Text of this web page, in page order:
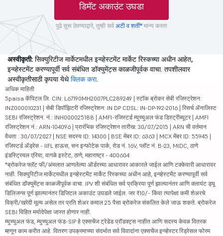
डिमॅट अकाउंट उघडा
पुढे सुरू ठेवण्याद्वारे, तुम्ही सर्व अटी व शर्ती* मान्य करता
अस्वीकृती: सिक्युरिटीज मार्केटमधील इन्व्हेस्टमेंट मार्केट रिस्कच्या अधीन आहेत,
इन्व्हेस्टमेंट करण्यापूर्वी सर्व संबंधित डॉक्युमेंट्स काळजीपूर्वक वाचा. तपशीलवार
अस्वीकृतीसाठी कृपया येथेक्लिक करा.
अधिक माहिती
5paisa कॅपिटल लि. CIN: L67190MH2007PLC289249 | स्टॉक ब्रोकर सेबी रजिस्ट्रेशन:
INZ000010231 | सेबी डिपॉझिटरी रजिस्ट्रेशन: IN DP CDSL: IN-DP-192-2016 | रिसर्च ॲनालिस्ट
SEBI रजिस्ट्रेशन. नं.: INH000025188 | AMFI-रजिस्टर्ड म्युच्युअल फंड डिस्ट्रीब्यूटर | AMFI
रजिस्ट्रेशन नं.: ARN-104096 | प्रारंभिक रजिस्ट्रेशन तारीख: 30/07/2015 | ARN ची वर्तमान
वैधता : 30/07/2027 | NSE सदस्य ID: 14300 | BSE मेंबर ID: 6363 | MCX मेंबर ID: 55945 |
रजिस्टर्ड ॲड्रेस - IIFL हाऊस, सन इन्फोटेक पार्क, रोड नं. 16V, प्लॉट नं. B-23, MIDC, ठाणे
इंडस्ट्रियल एरिया, वागळे इस्टेट, ठाणे, महाराष्ट्र - 400604
*ब्रोकरेज फ्लॅट फी/अंमलात आणलेल्या ऑर्डरच्या आधारावर आकारले जाईल आणि टक्केवारी आधारावर
नाही. सिक्युरिटीज मार्केटमधील इन्व्हेस्टमेंट मार्केट रिस्कच्या अधीन आहे, इन्व्हेस्टमेंट करण्यापूर्वी सर्व
संबंधित डॉक्युमेंट्स काळजीपूर्वक वाचा. IPV शी संबंधित सर्व प्रक्रिया पूर्ण झाल्यानंतर आणि क्लायंट ड्यू
डिलिजन्स पूर्ण झाल्यानंतर डिजिटल अकाउंट उघडले जाईल. जर ₹10/- किंवा त्यापेक्षा कमी शेअरचे
विक्री/खरेदी मूल्य असेल तर प्रति शेअर कमाल 25 पैसा ब्रोकरेज संकलित केले जाऊ शकते. ब्रोकरेज
SEBI विहित मर्यादेपेक्षा जास्त होणार नाही.
म्युच्युअल फंड, म्युच्युअल फंड-SIP हे एक्सचेंज ट्रेडेड प्रॉडक्ट्स नाहीत आणि सदस्य केवळ वितरक
म्हणून काम करीत आहे. वितरण उपक्रमाच्या संदर्भात सर्व विवादांना एक्सचेंज इन्व्हेस्टर रिड्रेसल फोरम